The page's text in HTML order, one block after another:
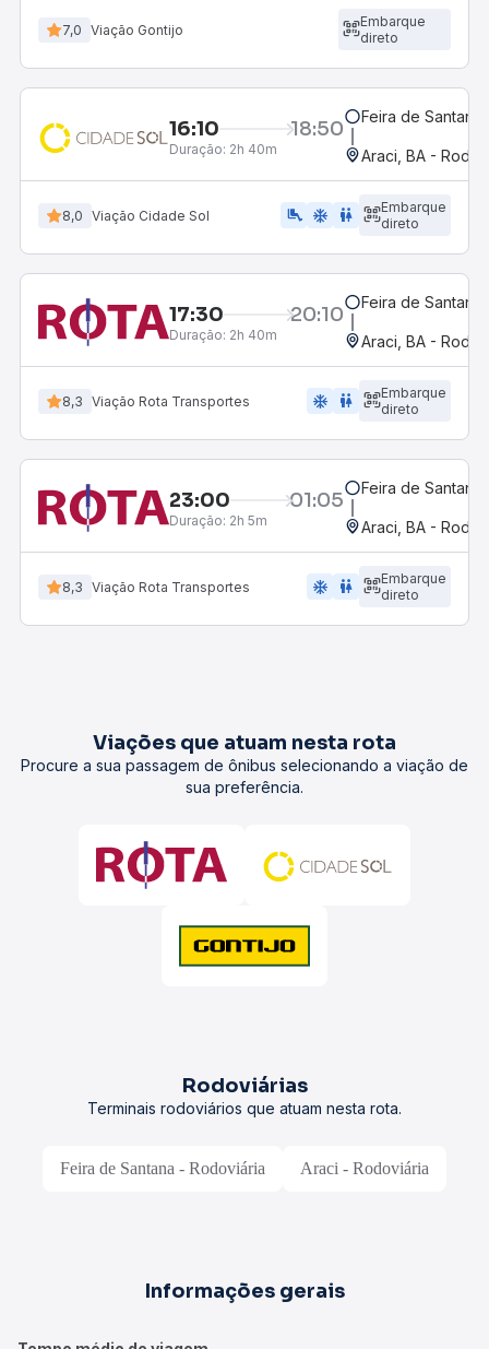
7,0 Viação Gontijo
Embarque
direto
16:10 18:50
Duração: 2h 40m
Feira de
Araci, BA -
8,0 Viação Cidade Sol airline_seat_legroom_extra ac_unit WC
Embarque
direto
17:30 20:10
Duração: 2h 40m
Feira de
Araci, BA -
8,3 Viação Rota Transportes ac_unit wc
Embarque
direto
23:00 01:05
Duração: 2h 5m
Feira de
Araci, BA -
8,3 Viação Rota Transportes ac_unit wc
Embarque
direto
Viações que atuam nesta rota
Procure a sua passagem de ônibus selecionando a viação de
sua preferência.
Rodoviárias
Terminais rodoviários que atuam nesta rota.
Feira de Santana - Rodoviária Araci - Rodoviária
Informações gerais